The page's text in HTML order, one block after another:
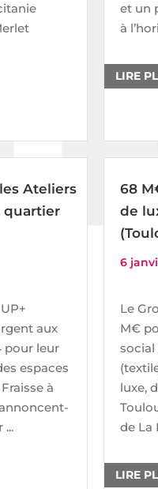
et un
à
LIRE
Ateliers
quartier
aux
pour leur
espaces
à
...
68
de
6
Le
M€
social
luxe,
de La
LIRE